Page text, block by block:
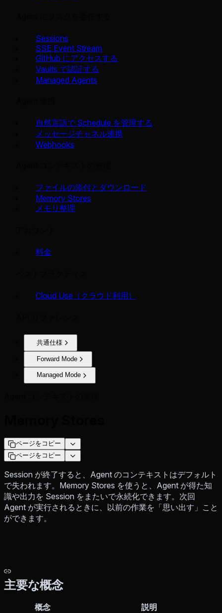
Sessions
SSE Event Stream
GitHub にアクセスする
Vaults で認証する
Managed Agents
自然言語で Schedule を管理する
メッセージチャネル連携
Webhooks
ファイルの添付とダウンロード
Memory Stores
メモリ整理
料金
Cloud Use（クラウド利用）
共通仕様
Forward Mode
Managed Mode
ページをコピー
ページをコピー
Session が終了すると、Agent のコンテキストはデフォルト
で失われます。Memory Stores を使うと、Agent が得た知
識や出力を Session をまたいで永続化できます。次回
Agent が実行されるときに、以前の作業を「思い出す」こと
ができます。
主要な概念
概念
説明